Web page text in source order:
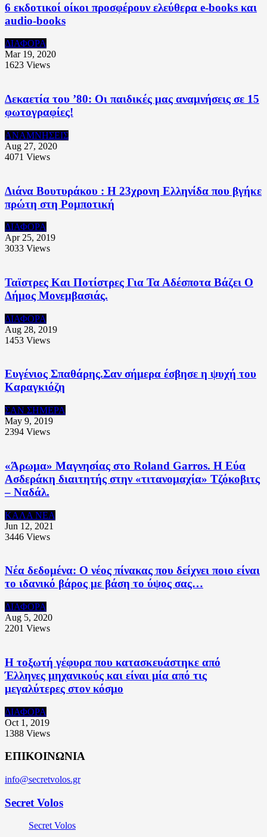
6 εκδοτικοί οίκοι προσφέρουν ελεύθερα e-books και
audio-books
ΔΙΑΦΟΡΑ
Mar 19, 2020
1623 Views
Δεκαετία του ’80: Οι παιδικές μας αναμνήσεις σε 15
φωτογραφίες!
ΑΝΑΜΝΗΣΕΙΣ
Aug 27, 2020
4071 Views
Διάνα Βουτυράκου : Η 23χρονη Ελληνίδα που βγήκε
πρώτη στη Ρομποτική
ΔΙΑΦΟΡΑ
Apr 25, 2019
3033 Views
Ταϊστρες Και Ποτίστρες Για Τα Αδέσποτα Βάζει Ο
Δήμος Μονεμβασιάς.
ΔΙΑΦΟΡΑ
Aug 28, 2019
1453 Views
Ευγένιος Σπαθάρης.Σαν σήμερα έσβησε η ψυχή του
Καραγκιόζη
ΣΑΝ ΣΗΜΕΡΑ
May 9, 2019
2394 Views
«Άρωμα» Μαγνησίας στο Roland Garros. Η Εύα
Ασδεράκη διαιτητής στην «τιτανομαχία» Τζόκοβιτς
– Ναδάλ.
ΚΑΛΑ ΝΕΑ
Jun 12, 2021
3446 Views
Νέα δεδομένα: Ο νέος πίνακας που δείχνει ποιο είναι
το ιδανικό βάρος με βάση το ύψος σας…
ΔΙΑΦΟΡΑ
Aug 5, 2020
2201 Views
Η τοξωτή γέφυρα που κατασκευάστηκε από
Έλληνες μηχανικούς και είναι μία από τις
μεγαλύτερες στον κόσμο
ΔΙΑΦΟΡΑ
Oct 1, 2019
1388 Views
ΕΠΙΚΟΙΝΩΝΙΑ
info@secretvolos.gr
Secret Volos
Secret Volos